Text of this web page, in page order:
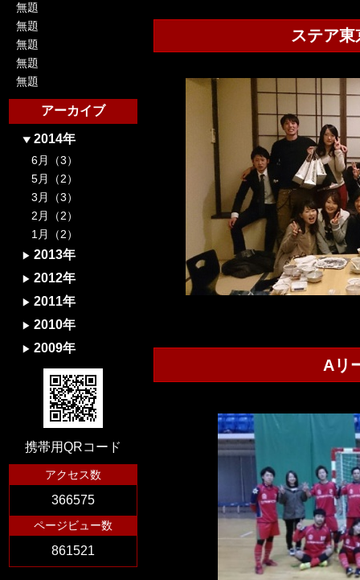
ステア
Aリ
無題
無題
無題
無題
無題
アーカイブ
2014年
6月（3）
5月（2）
3月（3）
2月（2）
1月（2）
2013年
2012年
2011年
2010年
2009年
携帯用QRコード
アクセス数
366575
ページビュー数
861521